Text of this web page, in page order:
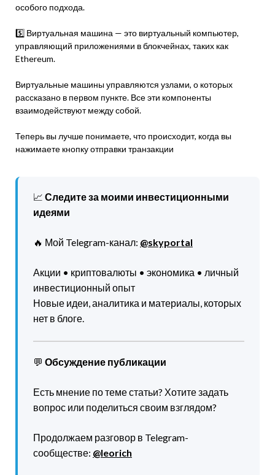
особого подхода.
5️⃣ Виртуальная машина — это виртуальный компьютер,
управляющий приложениями в блокчейнах, таких как
Ethereum.
Виртуальные машины управляются узлами, о которых
рассказано в первом пункте. Все эти компоненты
взаимодействуют между собой.
Теперь вы лучше понимаете, что происходит, когда вы
нажимаете кнопку отправки транзакции
📈 Следите за моими инвестиционными
идеями
🔥 Мой Telegram-канал: @skyportal
Акции • криптовалюты • экономика • личный
инвестиционный опыт
Новые идеи, аналитика и материалы, которых
нет в блоге.
💬 Обсуждение публикации
Есть мнение по теме статьи? Хотите задать
вопрос или поделиться своим взглядом?
Продолжаем разговор в Telegram-
сообществе: @leorich